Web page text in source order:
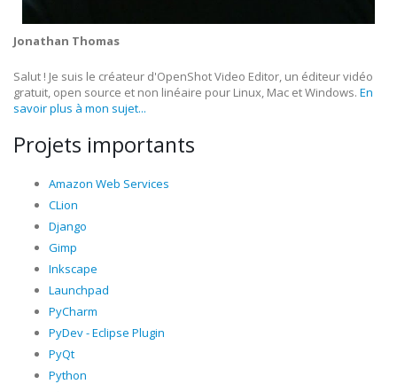
Jonathan Thomas
Salut ! Je suis le créateur d'OpenShot Video Editor, un éditeur vidéo
gratuit, open source et non linéaire pour Linux, Mac et Windows. En
savoir plus à mon sujet...
Projets importants
Amazon Web Services
CLion
Django
Gimp
Inkscape
Launchpad
PyCharm
PyDev - Eclipse Plugin
PyQt
Python